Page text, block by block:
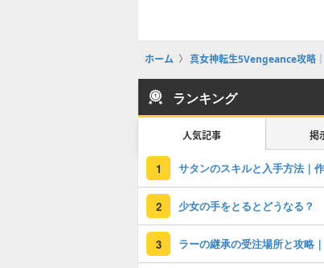
ホーム 真女神転生5Vengeance攻略
ランキング
人気記事 掲
1 サタンのスキルと入手方法｜
2 少女の手をとるとどうなる？
3